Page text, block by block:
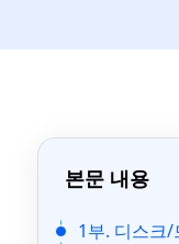
본문 내용
1부. 디스크/